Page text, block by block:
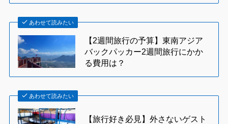
あわせて読みたい
【2週間旅行の予算】東南アジア
バックパッカー2週間旅行にかか
る費用は？
あわせて読みたい
【旅行好き必見】外さないゲスト